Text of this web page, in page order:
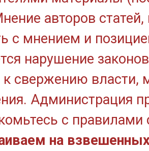
авторов
с мнением и
нарушение
свержению власти,
Администрация
с правилами
на